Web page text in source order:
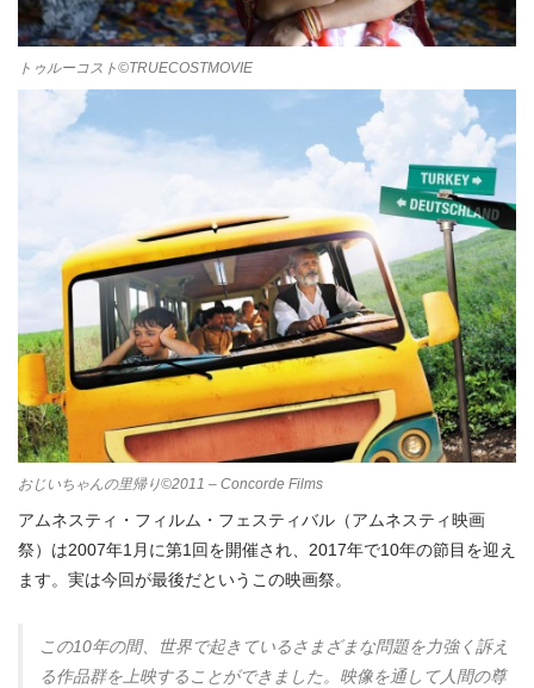
トゥルーコスト©TRUECOSTMOVIE
おじいちゃんの里帰り©2011 – Concorde Films
アムネスティ・フィルム・フェスティバル（アムネスティ映画
祭）は2007年1月に第1回を開催され、2017年で10年の節目を迎え
ます。実は今回が最後だというこの映画祭。
この10年の間、世界で起きているさまざまな問題を力強く訴え
る作品群を上映することができました。映像を通して人間の尊